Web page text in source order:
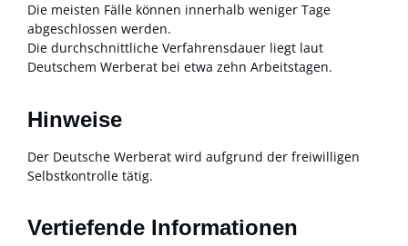
Die meisten Fälle können innerhalb weniger Tage
abgeschlossen werden.
Die durchschnittliche Verfahrensdauer liegt laut
Deutschem Werberat bei etwa zehn Arbeitstagen.
Hinweise
Der Deutsche Werberat wird aufgrund der freiwilligen
Selbstkontrolle tätig.
Vertiefende Informationen